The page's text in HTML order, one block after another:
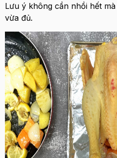
Lưu ý không cần nhồi hết
vừa đủ.